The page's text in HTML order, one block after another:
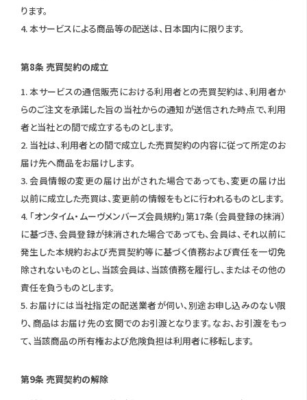
ります。
4. 本サービスによる商品等の配送は、日本国内に限ります。
第8条 売買契約の成立
1. 本サービスの通信販売における利用者との売買契約は、利用者か
らのご注文を承諾した旨の当社からの通知が送信された時点で、利用
者と当社との間で成立するものとします。
2. 当社は、利用者との間で成立した売買契約の内容に従って所定のお
届け先へ商品をお届けします。
3. 会員情報の変更の届け出がされた場合であっても、変更の届け出
以前に成立した売買は、変更前の情報をもとに行われるものとします。
4. 「オンタイム・ムーヴメンバーズ会員規約」第17条（会員登録の抹消）
に基づき、会員登録が抹消された場合であっても、会員は、それ以前に
発生した本規約および売買契約等に基づく債務および責任を一切免
除されないものとし、当該会員は、当該債務を履行し、またはその他の
責任を負うものとします。
5. お届けには当社指定の配送業者が伺い、別途お申し込みのない限
り、商品はお届け先の玄関でのお引渡となります。なお、お引渡をもっ
て、当該商品の所有権および危険負担は利用者に移転します。
第9条 売買契約の解除